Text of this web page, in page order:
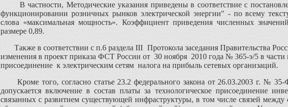
В частности, Методические указания приведены в соответствие с
функционировании розничных рынков электрической энергии" - по всему
слова «максимальная мощность». Коэффициент приведения численных
размере 0,89.
Также в соответствии с п.6 раздела III Протокола заседания Правительства
изменения в проект приказа ФСТ России от 30 ноября 2010 года № 365-э/5 в части
присоединение к электрическим сетям налога на прибыль сетевых организаций.
Кроме того, согласно статье 23.2 федерального закона от 26.03.2003 г. № 35-
допускается включение в состав платы за технологическое присоединение
связанных с развитием существующей инфраструктуры, в том числе связей